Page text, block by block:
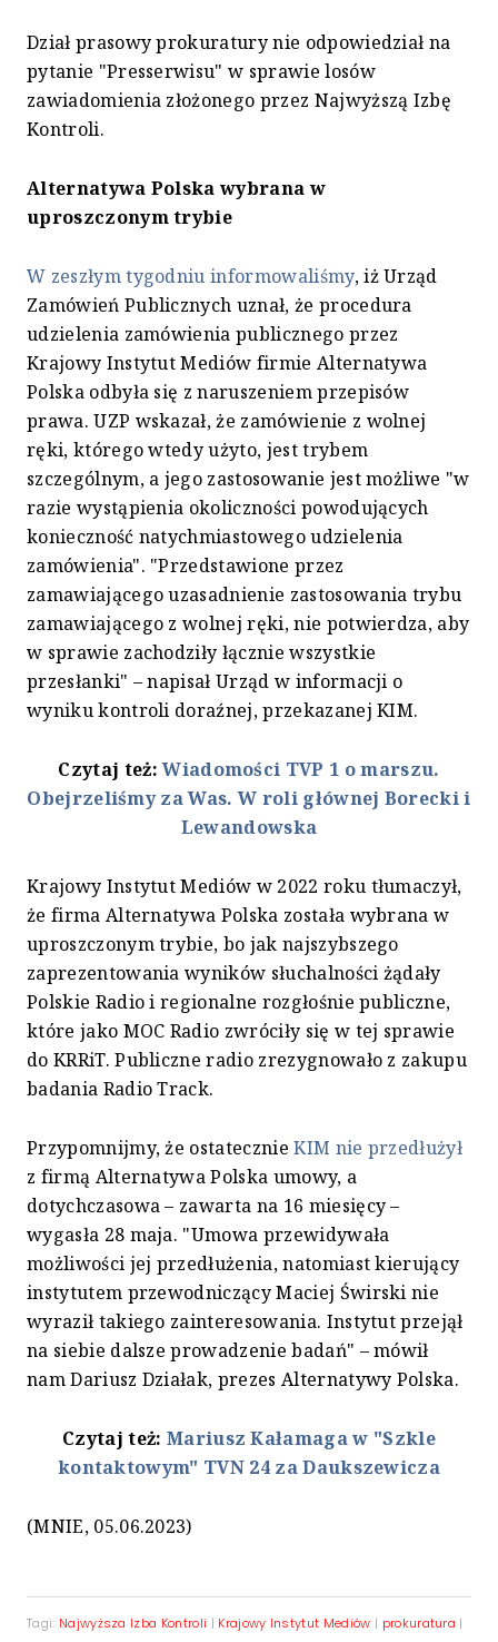
Dział prasowy prokuratury nie odpowiedział na
pytanie "Presserwisu" w sprawie losów
zawiadomienia złożonego przez Najwyższą Izbę
Kontroli.
Alternatywa Polska wybrana w
uproszczonym trybie
W zeszłym tygodniu informowaliśmy, iż Urząd
Zamówień Publicznych uznał, że procedura
udzielenia zamówienia publicznego przez
Krajowy Instytut Mediów firmie Alternatywa
Polska odbyła się z naruszeniem przepisów
prawa. UZP wskazał, że zamówienie z wolnej
ręki, którego wtedy użyto, jest trybem
szczególnym, a jego zastosowanie jest możliwe "w
razie wystąpienia okoliczności powodujących
konieczność natychmiastowego udzielenia
zamówienia". "Przedstawione przez
zamawiającego uzasadnienie zastosowania trybu
zamawiającego z wolnej ręki, nie potwierdza, aby
w sprawie zachodziły łącznie wszystkie
przesłanki" – napisał Urząd w informacji o
wyniku kontroli doraźnej, przekazanej KIM.
Czytaj też:Wiadomości TVP 1 o marszu.
Obejrzeliśmy za Was. W roli głównej Borecki i
Lewandowska
Krajowy Instytut Mediów w 2022 roku tłumaczył,
że firma Alternatywa Polska została wybrana w
uproszczonym trybie, bo jak najszybszego
zaprezentowania wyników słuchalności żądały
Polskie Radio i regionalne rozgłośnie publiczne,
które jako MOC Radio zwróciły się w tej sprawie
do KRRiT. Publiczne radio zrezygnowało z zakupu
badania Radio Track.
Przypomnijmy, że ostatecznieKIM nie przedłużył
z firmą Alternatywa Polska umowy, a
dotychczasowa – zawarta na 16 miesięcy –
wygasła 28 maja. "Umowa przewidywała
możliwości jej przedłużenia, natomiast kierujący
instytutem przewodniczący Maciej Świrski nie
wyraził takiego zainteresowania. Instytut przejął
na siebie dalsze prowadzenie badań" – mówił
nam Dariusz Działak, prezes Alternatywy Polska.
Czytaj też: Mariusz Kałamaga w "Szkle
kontaktowym" TVN 24 za Daukszewicza
(MNIE, 05.06.2023)
Tagi: Najwyższa Izba Kontroli | Krajowy Instytut Mediów | prokuratura |